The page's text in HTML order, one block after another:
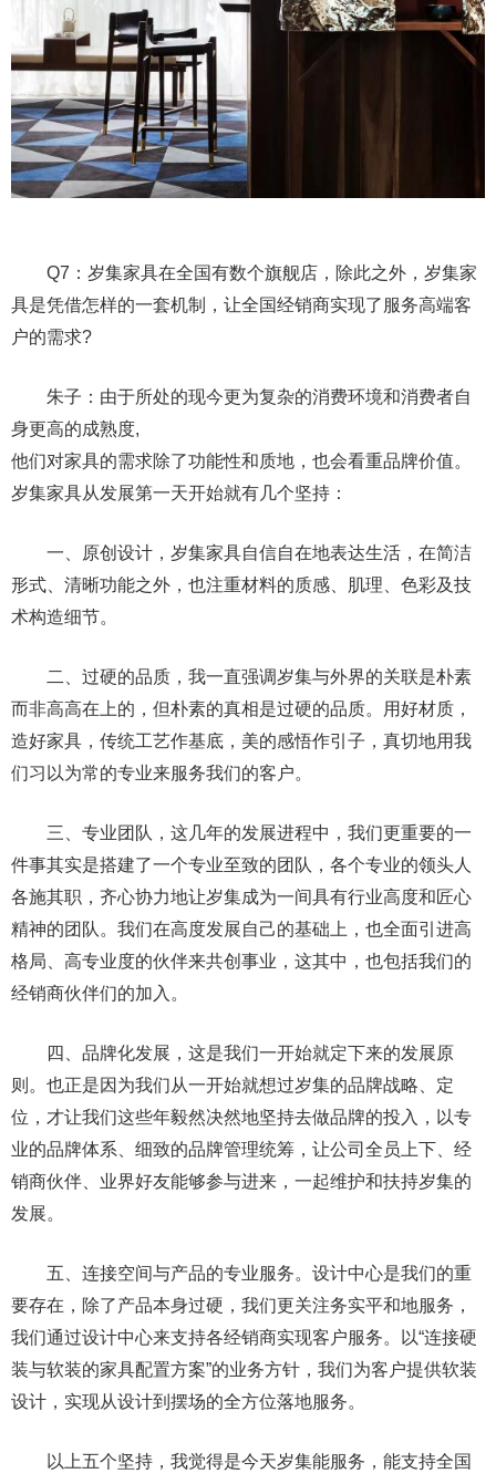
Q7：岁集家具在全国有数个旗舰店，除此之外，岁集家
具是凭借怎样的一套机制，让全国经销商实现了服务高端客
户的需求?
朱子：由于所处的现今更为复杂的消费环境和消费者自
身更高的成熟度,
他们对家具的需求除了功能性和质地，也会看重品牌价值。
岁集家具从发展第一天开始就有几个坚持：
一、原创设计，岁集家具自信自在地表达生活，在简洁
形式、清晰功能之外，也注重材料的质感、肌理、色彩及技
术构造细节。
二、过硬的品质，我一直强调岁集与外界的关联是朴素
而非高高在上的，但朴素的真相是过硬的品质。用好材质，
造好家具，传统工艺作基底，美的感悟作引子，真切地用我
们习以为常的专业来服务我们的客户。
三、专业团队，这几年的发展进程中，我们更重要的一
件事其实是搭建了一个专业至致的团队，各个专业的领头人
各施其职，齐心协力地让岁集成为一间具有行业高度和匠心
精神的团队。我们在高度发展自己的基础上，也全面引进高
格局、高专业度的伙伴来共创事业，这其中，也包括我们的
经销商伙伴们的加入。
四、品牌化发展，这是我们一开始就定下来的发展原
则。也正是因为我们从一开始就想过岁集的品牌战略、定
位，才让我们这些年毅然决然地坚持去做品牌的投入，以专
业的品牌体系、细致的品牌管理统筹，让公司全员上下、经
销商伙伴、业界好友能够参与进来，一起维护和扶持岁集的
发展。
五、连接空间与产品的专业服务。设计中心是我们的重
要存在，除了产品本身过硬，我们更关注务实平和地服务，
我们通过设计中心来支持各经销商实现客户服务。以“连接硬
装与软装的家具配置方案”的业务方针，我们为客户提供软装
设计，实现从设计到摆场的全方位落地服务。
以上五个坚持，我觉得是今天岁集能服务，能支持全国